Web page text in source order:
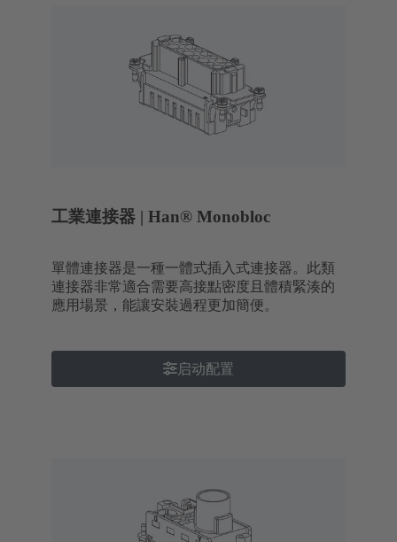
工業連接器 | Han® Monobloc
單體連接器是一種一體式插入式連接器。此類
連接器非常適合需要高接點密度且體積緊湊的
應用場景，能讓安裝過程更加簡便。
启动配置